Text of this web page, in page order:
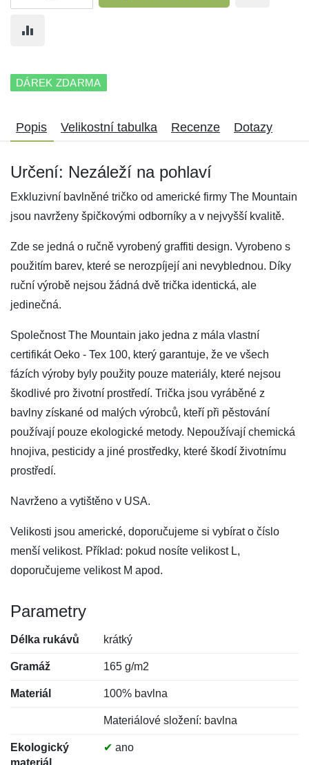
DÁREK ZDARMA
Popis Velikostní tabulka Recenze Dotazy
Určení: Nezáleží na pohlaví
Exkluzivní bavlněné tričko od americké firmy The Mountain
jsou navrženy špičkovými odborníky a v nejvyšší kvalitě.
Zde se jedná o ručně vyrobený graffiti design. Vyrobeno s
použitím barev, které se nerozpíjejí ani nevyblednou. Díky
ruční výrobě nejsou žádná dvě trička identická, ale
jedinečná.
Společnost The Mountain jako jedna z mála vlastní
certifikát Oeko - Tex 100, který garantuje, že ve všech
fázích výroby byly použity pouze materiály, které nejsou
škodlivé pro životní prostředí. Trička jsou vyráběné z
bavlny získané od malých výrobců, kteří při pěstování
používají pouze ekologické metody. Nepoužívají chemická
hnojiva, pesticidy a jiné prostředky, které škodí životnímu
prostředí.
Navrženo a vytištěno v USA.
Velikosti jsou americké, doporučujeme si vybírat o číslo
menší velikost. Příklad: pokud nosíte velikost L,
doporučujeme velikost M apod.
Parametry
Délka rukávů krátký
Gramáž 165 g/m2
Materiál 100% bavlna
Materiálové složení: bavlna
Ekologický
materiál
✔ ano